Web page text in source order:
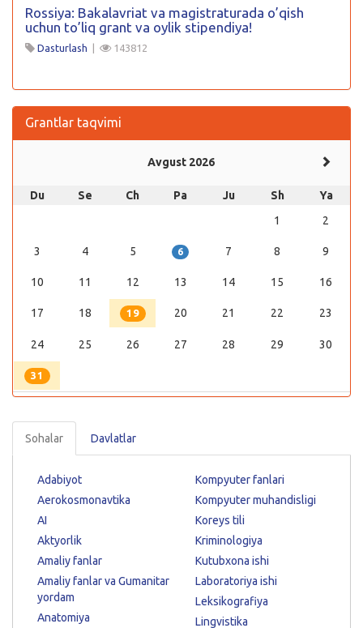
Rossiya: Bakalavriat va magistraturada o’qish
uchun to’liq grant va oylik stipendiya!
Dasturlash | 143812
Grantlar taqvimi
Avgust 2026
Du Se Ch Pa Ju Sh
Ya
1
2
3 4 5 6 7 8 9
10 11 12 13 14 15 16
17 18 19 20 21 22 23
24 25 26 27 28 29 30
31
Sohalar Davlatlar
Adabiyot
Aerokosmonavtika
AI
Aktyorlik
Amaliy fanlar
Amaliy fanlar va Gumanitar
yordam
Anatomiya
Kompyuter fanlari
Kompyuter muhandisligi
Koreys tili
Kriminologiya
Kutubxona ishi
Laboratoriya ishi
Leksikografiya
Lingvistika